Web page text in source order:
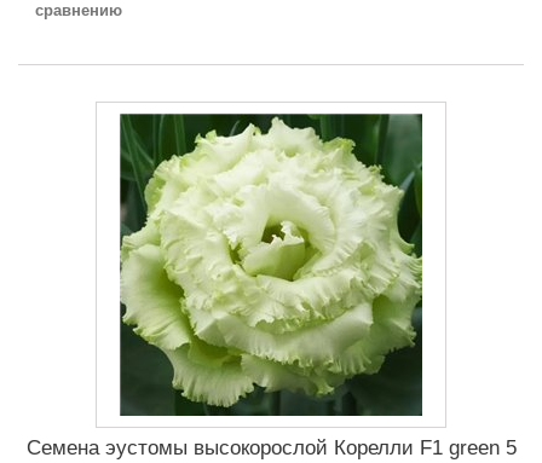
сравнению
Семена эустомы высокорослой Корелли F1 green 5